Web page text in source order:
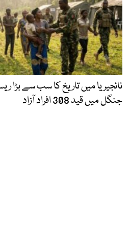
جنگل میں قید 308 افراد آزاد